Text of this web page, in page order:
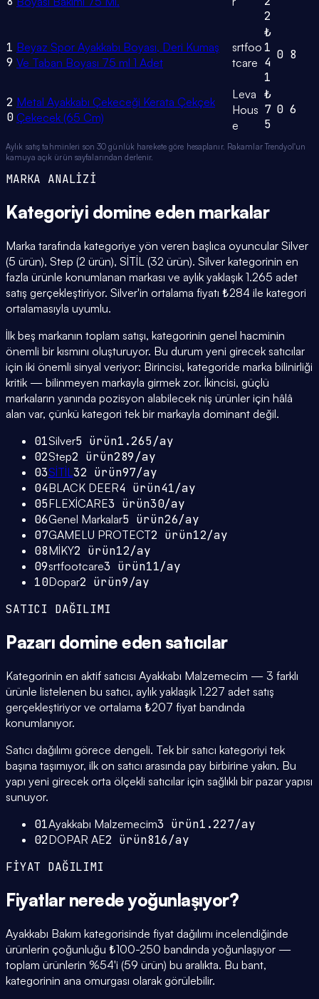
2
1
9
Beyaz Spor Ayakkabı Boyası, Deri Kumaş
Ve Taban Boyası 75 ml 1 Adet
srtfoo
tcare
₺
1
4
1
0 8
2
0
Metal Ayakkabı Çekeceği Kerata Çekçek
Çekecek (65 Cm)
Leva
Hous
e
₺
7
5
0 6
Aylık satış tahminleri son 30 günlük harekete göre hesaplanır. Rakamlar Trendyol'un
kamuya açık ürün sayfalarından derlenir.
MARKA ANALİZİ
Kategoriyi domine eden markalar
Marka tarafında kategoriye yön veren başlıca oyuncular Silver
(5 ürün), Step (2 ürün), SİTİL (32 ürün). Silver kategorinin en
fazla ürünle konumlanan markası ve aylık yaklaşık 1.265 adet
satış gerçekleştiriyor. Silver'in ortalama fiyatı ₺284 ile kategori
ortalamasıyla uyumlu.
İlk beş markanın toplam satışı, kategorinin genel hacminin
önemli bir kısmını oluşturuyor. Bu durum yeni girecek satıcılar
için iki önemli sinyal veriyor: Birincisi, kategoride marka bilinirliği
kritik — bilinmeyen markayla girmek zor. İkincisi, güçlü
markaların yanında pozisyon alabilecek niş ürünler için hâlâ
alan var, çünkü kategori tek bir markayla dominant değil.
01Silver5 ürün1.265/ay
02Step2 ürün289/ay
03SİTİL32 ürün97/ay
04BLACK DEER4 ürün41/ay
05FLEXİCARE3 ürün30/ay
06Genel Markalar5 ürün26/ay
07GAMELU PROTECT2 ürün12/ay
08MİKY2 ürün12/ay
09srtfootcare3 ürün11/ay
10Dopar2 ürün9/ay
SATICI DAĞILIMI
Pazarı domine eden satıcılar
Kategorinin en aktif satıcısı Ayakkabı Malzemecim — 3 farklı
ürünle listelenen bu satıcı, aylık yaklaşık 1.227 adet satış
gerçekleştiriyor ve ortalama ₺207 fiyat bandında
konumlanıyor.
Satıcı dağılımı görece dengeli. Tek bir satıcı kategoriyi tek
başına taşımıyor, ilk on satıcı arasında pay birbirine yakın. Bu
yapı yeni girecek orta ölçekli satıcılar için sağlıklı bir pazar yapısı
sunuyor.
01Ayakkabı Malzemecim3 ürün1.227/ay
02DOPAR AE2 ürün816/ay
FİYAT DAĞILIMI
Fiyatlar nerede yoğunlaşıyor?
Ayakkabı Bakım kategorisinde fiyat dağılımı incelendiğinde
ürünlerin çoğunluğu ₺100-250 bandında yoğunlaşıyor —
toplam ürünlerin %54'i (59 ürün) bu aralıkta. Bu bant,
kategorinin ana omurgası olarak görülebilir.